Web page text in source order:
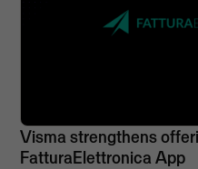
Visma strengthens
FatturaElettronica App